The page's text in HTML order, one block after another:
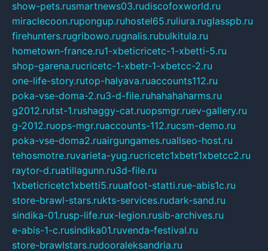
show-pets.rusmartnews03.rudiscofoxworld.ru
miraclecoon.rupongup.ruhostel65.ruliura.ruglasspb.ru
firehunters.rugribowo.rugnalis.rubulkitula.ru
hometown-france.ru1-xbeticricetc-1-xbetti-5.ru
shop-garena.rucricetc-1-xbetr-1-xbetcc-2.ru
one-life-story.rutop-halyava.ruaccounts112.ru
poka-vse-doma-2.ru3-d-file.ruhahahaharms.ru
g2012.rutst-1.rushaggy-cat.ruopsmgr.ruev-gallery.ru
g-2012.ruops-mgr.ruaccounts-112.rucsm-demo.ru
poka-vse-doma2.ruairgungames.ruallseo-host.ru
tehosmotre.ruvarieta-yug.rucricetc1xbetr1xbetcc2.ru
raytor-d.ruatillagunn.ru3d-file.ru
1xbeticricetc1xbetti5.ruuafoot-statti.rue-abis1c.ru
store-brawl-stars.rukts-services.rudark-sand.ru
sindika-01.rusp-life.rux-legion.rusib-archives.ru
e-abis-1-c.rusindika01.ruvenda-festival.ru
store-brawlstars.rudooraleksandria.ru